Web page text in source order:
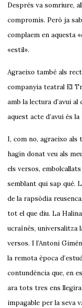
Després va somriure,
compromís. Però ja
complaem en aquesta
«estil».
Agraeixo també als
companyia teatral El
amb la lectura d’avui al
aquest acte d’avui és
I, com no, agraeixo als
hagin donat veu als
els versos,
semblant qui sap què.
de la rapsòdia
tot el que diu. La
ucraïnès, universalitza
versos. I l’Antoni
la remota època
contundència que, en
ara tots tres ens
impagable per la seva